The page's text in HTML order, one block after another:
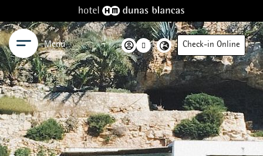
Menú Check-in Online